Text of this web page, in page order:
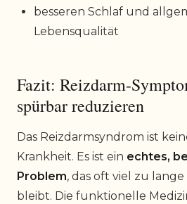
besseren Schlaf und
Lebensqualität
Fazit: Reizdarm-
spürbar reduzieren
Das Reizdarmsyndrom ist
Krankheit. Es ist ein echtes,
Problem, das oft viel zu
bleibt. Die funktionelle